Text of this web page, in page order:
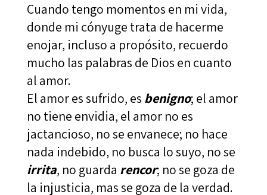
Cuando tengo momentos en mi vida,
donde mi cónyuge trata de hacerme
enojar, incluso a propósito, recuerdo
mucho las palabras de Dios en cuanto
al amor.
El amor es sufrido, es benigno; el amor
no tiene envidia, el amor no es
jactancioso, no se envanece; no hace
nada indebido, no busca lo suyo, no se
irrita, no guarda rencor; no se goza de
la injusticia, mas se goza de la verdad.